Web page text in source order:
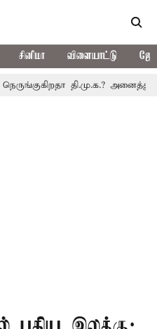
சினிமா விளையாட்டு
தி.மு.க.?